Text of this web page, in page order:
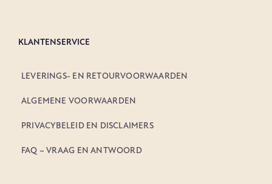
KLANTENSERVICE
LEVERINGS- EN RETOURVOORWAARDEN
ALGEMENE VOORWAARDEN
PRIVACYBELEID EN DISCLAIMERS
FAQ – VRAAG EN ANTWOORD